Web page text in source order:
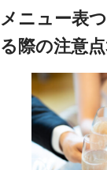
メニュー表
る際の注意